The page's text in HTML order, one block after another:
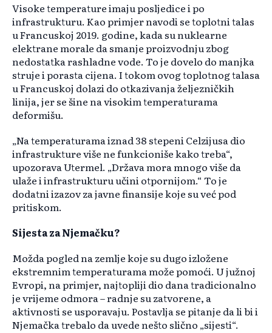
Visoke temperature imaju posljedice i po
infrastrukturu. Kao primjer navodi se toplotni talas
u Francuskoj 2019. godine, kada su nuklearne
elektrane morale da smanje proizvodnju zbog
nedostatka rashladne vode. To je dovelo do manjka
struje i porasta cijena. I tokom ovog toplotnog talasa
u Francuskoj dolazi do otkazivanja željezničkih
linija, jer se šine na visokim temperaturama
deformišu.
„Na temperaturama iznad 38 stepeni Celzijusa dio
infrastrukture više ne funkcioniše kako treba“,
upozorava Utermel. „Država mora mnogo više da
ulaže i infrastrukturu učini otpornijom.“ To je
dodatni izazov za javne finansije koje su već pod
pritiskom.
Sijesta za Njemačku?
Možda pogled na zemlje koje su dugo izložene
ekstremnim temperaturama može pomoći. U južnoj
Evropi, na primjer, najtopliji dio dana tradicionalno
je vrijeme odmora – radnje su zatvorene, a
aktivnosti se usporavaju. Postavlja se pitanje da li bi i
Njemačka trebalo da uvede nešto slično „sijesti“.